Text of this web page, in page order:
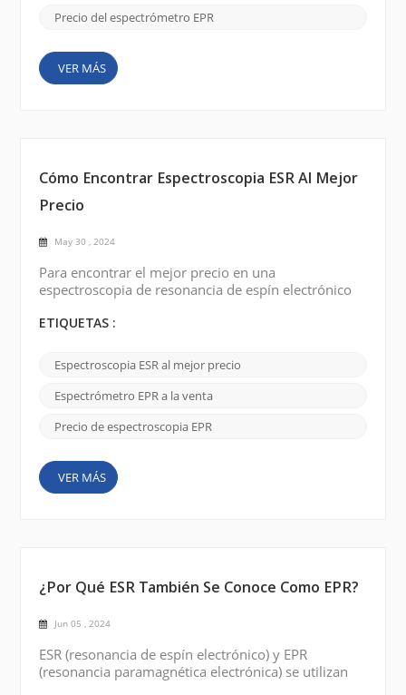
Precio del espectrómetro EPR
VER MÁS
Cómo Encontrar Espectroscopia ESR Al Mejor
Precio
May 30 , 2024
Para encontrar el mejor precio en una
espectroscopia de resonancia de espín electrónico
Explora las plataformas de búsqueda La forma más
de resonancia de espín electrónico (ESR)” en los
principales motores de búsqueda como Google.
Utilice palabras como barato, oferta, asequible, etc.
ETIQUETAS :
Espectroscopia ESR al mejor precio
Espectrómetro EPR a la venta
Precio de espectroscopia EPR
VER MÁS
¿Por Qué ESR También Se Conoce Como EPR?
Jun 05 , 2024
ESR (resonancia de espín electrónico) y EPR
(resonancia paramagnética electrónica) se utilizan